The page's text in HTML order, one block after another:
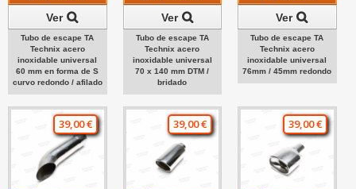
Ver
Tubo de escape TA
Technix acero
inoxidable universal
60 mm en forma de S
curvo redondo / afilado
Ver
Tubo de escape TA
Technix acero
inoxidable universal
70 x 140 mm DTM /
bridado
Ver
Tubo de escape TA
Technix acero
inoxidable universal
76mm / 45mm redondo
39,00 € 39,00 € 39,00 €